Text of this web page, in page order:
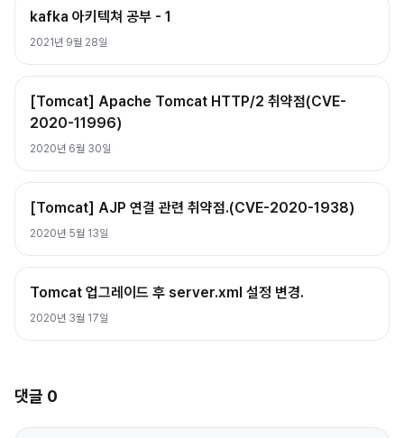
kafka 아키텍쳐 공부 - 1
2021년 9월 28일
[Tomcat] Apache Tomcat HTTP/2 취약점(CVE-
2020-11996)
2020년 6월 30일
[Tomcat] AJP 연결 관련 취약점.(CVE-2020-1938)
2020년 5월 13일
Tomcat 업그레이드 후 server.xml 설정 변경.
2020년 3월 17일
댓글 0